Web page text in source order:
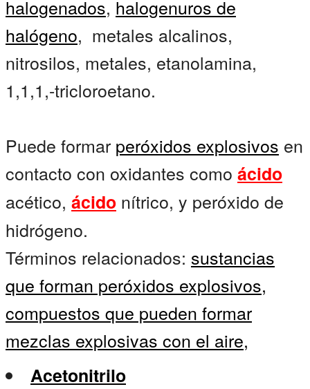
halogenados, halogenuros de
halógeno, metales alcalinos,
nitrosilos, metales, etanolamina,
1,1,1,-tricloroetano.
Puede formar peróxidos explosivos en
contacto con oxidantes como ácido
acético, ácido nítrico, y peróxido de
hidrógeno.
Términos relacionados: sustancias
que forman peróxidos explosivos,
compuestos que pueden formar
mezclas explosivas con el aire,
Acetonitrilo